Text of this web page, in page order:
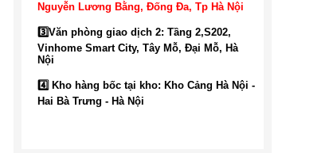
Nguyễn Lương Bằng, Đống Đa, Tp Hà Nội
3️⃣Văn phòng giao dịch 2: Tầng 2,S202,
Vinhome Smart City, Tây Mỗ, Đại Mỗ, Hà
Nội
4️⃣ Kho hàng bốc tại kho: Kho Cảng Hà Nội -
Hai Bà Trưng - Hà Nội